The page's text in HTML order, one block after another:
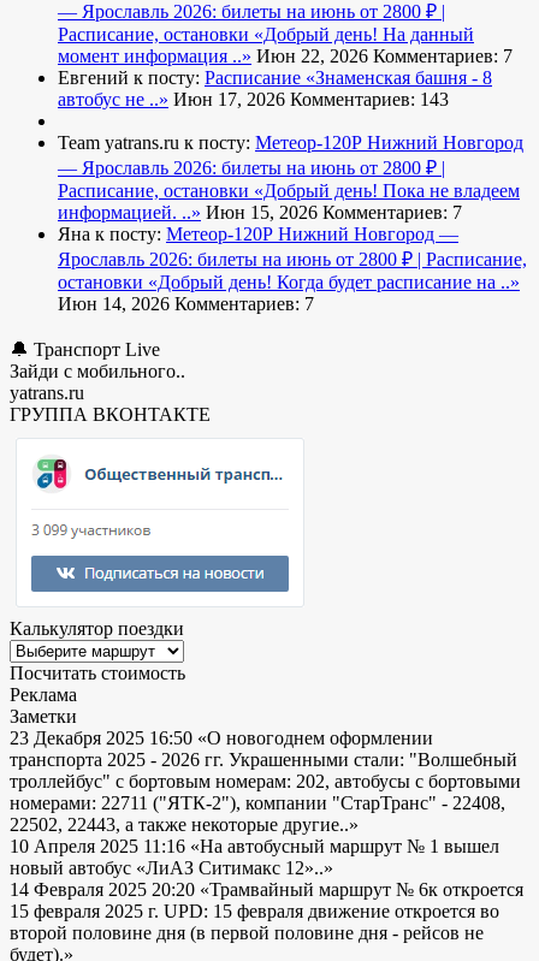
— Ярославль 2026: билеты на июнь от 2800 ₽ |
Расписание, остановки «Добрый день! На данный
момент информация ..» Июн 22, 2026 Комментариев: 7
Евгений к посту: Расписание «Знаменская башня - 8
автобус не ..» Июн 17, 2026 Комментариев: 143
Team yatrans.ru к посту: Метеор-120Р Нижний Новгород
— Ярославль 2026: билеты на июнь от 2800 ₽ |
Расписание, остановки «Добрый день! Пока не владеем
информацией. ..» Июн 15, 2026 Комментариев: 7
Яна к посту: Метеор-120Р Нижний Новгород —
Ярославль 2026: билеты на июнь от 2800 ₽ | Расписание,
остановки «Добрый день! Когда будет расписание на ..»
Июн 14, 2026 Комментариев: 7
🔔 Транспорт Live
Зайди с мобильного..
yatrans.ru
ГРУППА ВКОНТАКТЕ
Калькулятор поездки
Посчитать стоимость
Реклама
Заметки
23 Декабря 2025 16:50 «О новогоднем оформлении
транспорта 2025 - 2026 гг. Украшенными стали: "Волшебный
троллейбус" с бортовым номерам: 202, автобусы с бортовыми
номерами: 22711 ("ЯТК-2"), компании "СтарТранс" - 22408,
22502, 22443, а также некоторые другие..»
10 Апреля 2025 11:16 «На автобусный маршрут № 1 вышел
новый автобус «ЛиАЗ Ситимакс 12»..»
14 Февраля 2025 20:20 «Трамвайный маршрут № 6к откроется
15 февраля 2025 г. UPD: 15 февраля движение откроется во
второй половине дня (в первой половине дня - рейсов не
будет).»